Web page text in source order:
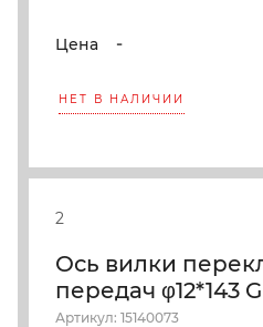
Цена -
НЕТ В НАЛИЧИИ
2
Ось вилки
передач φ12*143
Артикул: 15140073